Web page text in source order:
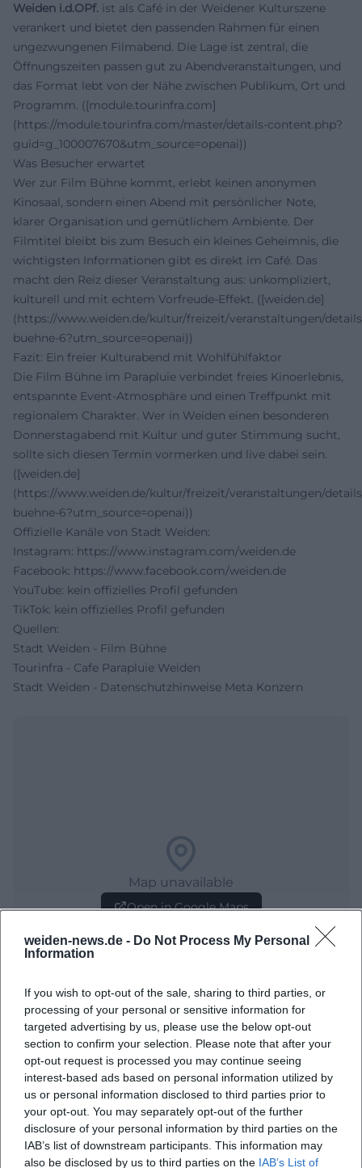
weiden-news.de - Do Not Process My Personal
Information
If you wish to opt-out of the sale, sharing to third parties, or
processing of your personal or sensitive information for
targeted advertising by us, please use the below opt-out
section to confirm your selection. Please note that after your
opt-out request is processed you may continue seeing
interest-based ads based on personal information utilized by
us or personal information disclosed to third parties prior to
your opt-out. You may separately opt-out of the further
disclosure of your personal information by third parties on the
IAB’s list of downstream participants. This information may
also be disclosed by us to third parties on the IAB’s List of
Weiden i.d.OPf. ist als Café in der Weidener Kulturszene
verankert und bietet den passenden Rahmen für einen
ungezwungenen Filmabend. Die Lage ist zentral, die
Öffnungszeiten passen gut zu Abendveranstaltungen, und
das Format lebt von der Nähe zwischen Publikum, Ort und
Programm. ([module.tourinfra.com]
(https://module.tourinfra.com/master/details-content.php?
guid=g_100007670&utm_source=openai))
Was Besucher erwartet
Wer zur Film Bühne kommt, erlebt keinen anonymen
Kinosaal, sondern einen Abend mit persönlicher Note,
klarer Organisation und gemütlichem Ambiente. Der
Filmtitel bleibt bis zum Besuch ein kleines Geheimnis, die
wichtigsten Informationen gibt es direkt im Café. Das
macht den Reiz dieser Veranstaltung aus: unkompliziert,
kulturell und mit echtem Vorfreude-Effekt. ([weiden.de]
(https://www.weiden.de/kultur/freizeit/veranstaltungen/
buehne-6?utm_source=openai))
Fazit: Ein freier Kulturabend mit Wohlfühlfaktor
Die Film Bühne im Parapluie verbindet freies Kinoerlebnis,
entspannte Event-Atmosphäre und einen Treffpunkt mit
regionalem Charakter. Wer in Weiden einen besonderen
Donnerstagabend mit Kultur und guter Stimmung sucht,
sollte sich diesen Termin vormerken und live dabei sein.
([weiden.de]
(https://www.weiden.de/kultur/freizeit/veranstaltungen/
buehne-6?utm_source=openai))
Offizielle Kanäle von Stadt Weiden:
Instagram: https://www.instagram.com/weiden.de
Facebook: https://www.facebook.com/weiden.de
YouTube: kein offizielles Profil gefunden
TikTok: kein offizielles Profil gefunden
Quellen:
Stadt Weiden - Film Bühne
Tourinfra - Cafe Parapluie Weiden
Stadt Weiden - Datenschutzhinweise Meta Konzern
Map unavailable
Open in Google Maps
Häufig gestellte Fragen
Wann beginnt die Film Bühne?